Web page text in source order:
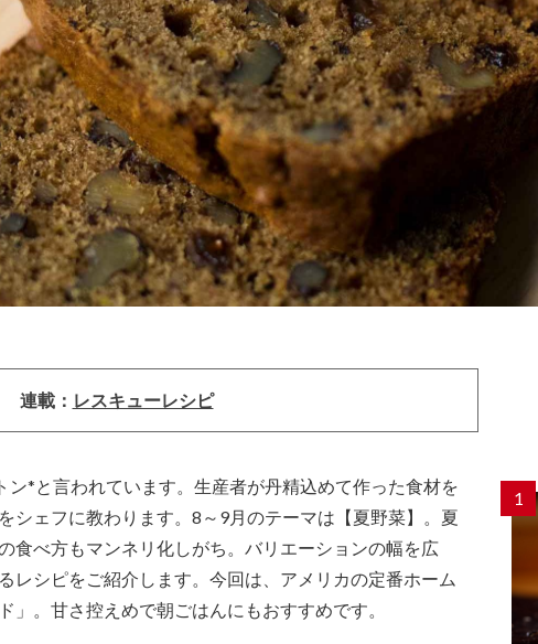
連載： レスキューレシピ
ン*と言われています。生産者が丹精込めて作った食材を
シェフに教わります。8～9月のテーマは【夏野菜】。夏
食べ方もマンネリ化しがち。バリエーションの幅を広
レシピをご紹介します。今回は、アメリカの定番ホーム
」。甘さ控えめで朝ごはんにもおすすめです。
1